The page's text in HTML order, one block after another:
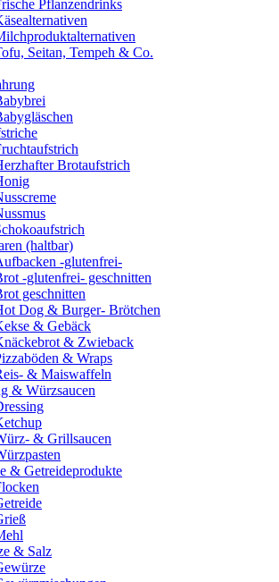
Pflanzendrinks
Seitan, Tempeh & Co.
Brotaufstrich
(haltbar)
-glutenfrei-
-glutenfrei- geschnitten
geschnitten
Dog & Burger- Brötchen
& Gebäck
& Zwieback
& Wraps
& Maiswaffeln
& Würzsaucen
& Grillsaucen
& Getreideprodukte
& Salz